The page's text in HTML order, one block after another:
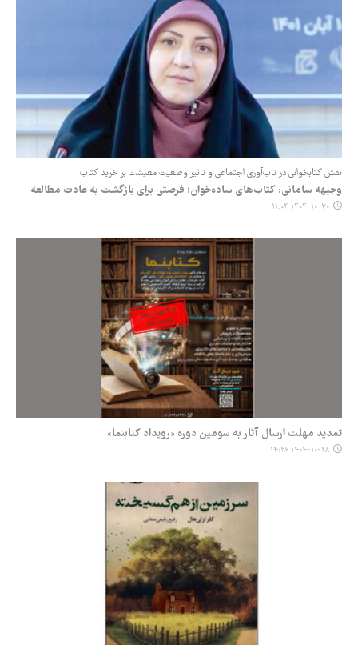
نقش کتابخوانی در تاب‌آوری اجتماعی و تاثیر وضعیت معیشت بر خرید کتاب
وجیهه سامانی: کتاب‌های ساده‌خوان؛ فرصتی برای بازگشت به عادت مطالعه
۱۴۰۴-۱۰-۳۰ ۱۱:۰۴
تمدید مهلت ارسال آثار به سومین دوره «رویداد کتابنما»
۱۴۰۴-۱۰-۲۸ ۱۴:۲۶